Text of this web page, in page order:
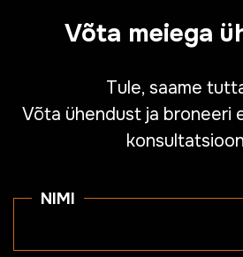
Võta meiega
Tule, saame
Võta ühendust ja broneeri
NIMI